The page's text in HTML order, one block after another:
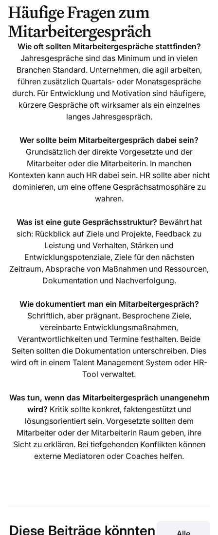
Häufige Fragen zum
Mitarbeitergespräch
Wie oft sollten Mitarbeitergespräche stattfinden?
Jahresgespräche sind das Minimum und in vielen
Branchen Standard. Unternehmen, die agil arbeiten,
führen zusätzlich Quartals- oder Monatsgespräche
durch. Für Entwicklung und Motivation sind häufigere,
kürzere Gespräche oft wirksamer als ein einzelnes
langes Jahresgespräch.
Wer sollte beim Mitarbeitergespräch dabei sein?
Grundsätzlich der direkte Vorgesetzte und der
Mitarbeiter oder die Mitarbeiterin. In manchen
Kontexten kann auch HR dabei sein. HR sollte aber nicht
dominieren, um eine offene Gesprächsatmosphäre zu
wahren.
Was ist eine gute Gesprächsstruktur? Bewährt hat
sich: Rückblick auf Ziele und Projekte, Feedback zu
Leistung und Verhalten, Stärken und
Entwicklungspotenziale, Ziele für den nächsten
Zeitraum, Absprache von Maßnahmen und Ressourcen,
Dokumentation und Nachverfolgung.
Wie dokumentiert man ein Mitarbeitergespräch?
Schriftlich, aber prägnant. Besprochene Ziele,
vereinbarte Entwicklungsmaßnahmen,
Verantwortlichkeiten und Termine festhalten. Beide
Seiten sollten die Dokumentation unterschreiben. Dies
wird oft in einem Talent Management System oder HR-
Tool verwaltet.
Was tun, wenn das Mitarbeitergespräch unangenehm
wird? Kritik sollte konkret, faktengestützt und
lösungsorientiert sein. Vorgesetzte sollten dem
Mitarbeiter oder der Mitarbeiterin Raum geben, ihre
Sicht zu erklären. Bei tiefgehenden Konflikten können
externe Mediatoren oder Coaches helfen.
Diese Beiträge könnten